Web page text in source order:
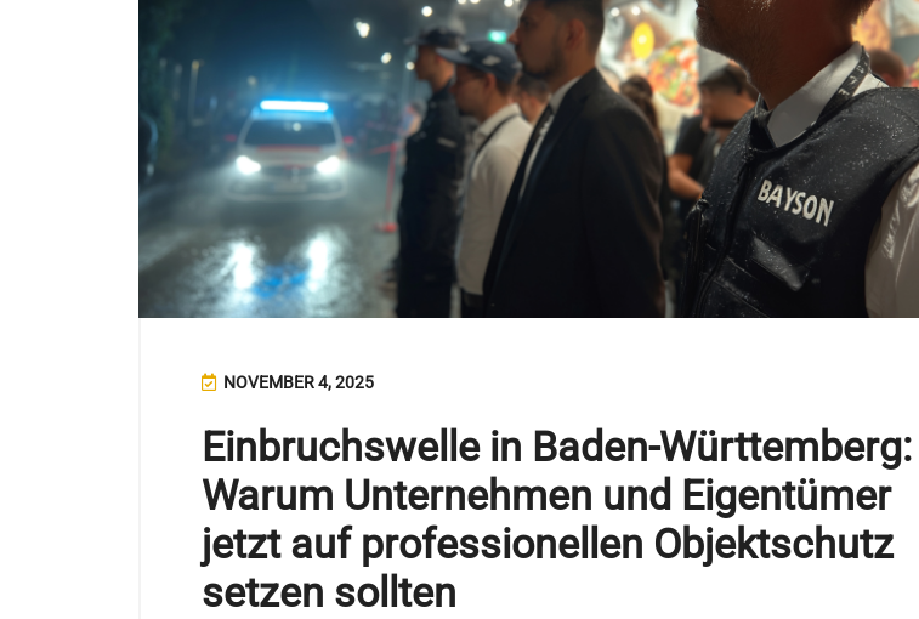
NOVEMBER 4, 2025
Einbruchswelle in Baden-Württemberg:
Warum Unternehmen und Eigentümer
jetzt auf professionellen Objektschutz
setzen sollten